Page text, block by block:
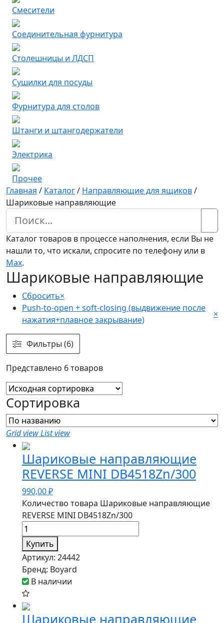
Смесители
Соединительная фурнитура
Столешницы и ЛДСП
Сушилки для посуды
Фурнитура для столов
Штанги и штангодержатели
Электрика
Прочее
Главная / Каталог/ Направляющие для ящиков/
Шариковые направляющие
Каталог товаров в процессе наполнения, если Вы не
нашли то, что искали, спросите по телефону или в
Мах.
Шариковые направляющие
Сбросить×
Push-to-open + soft-closing (выдвижение после
нажатия+плавное закрывание)
×
Фильтры (6)
Представлено 6 товаров
Сортировка
Grid viewList view
Шариковые направляющие
REVERSE MINI DB4518Zn/300
990,00₽
Количество товара Шариковые направляющие
REVERSE MINI DB4518Zn/300
Купить
Артикул: 24442
Бренд: Boyard
В наличии
Шариковые направляющие